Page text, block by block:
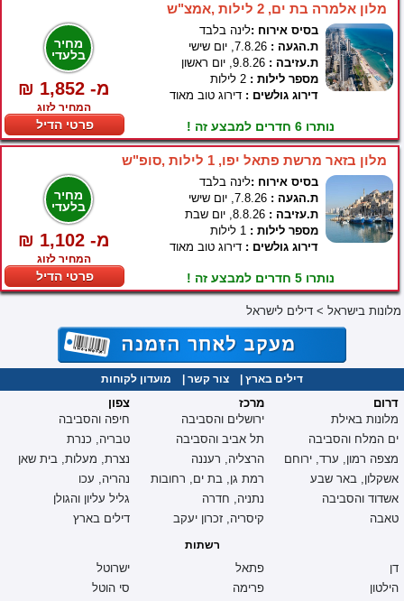
מלון אלמרה בת ים, 2 לילות ,אמצ"ש
מחיר
בלעדי
₪ 1,852 -מ
המחיר לזוג
פרטי הדיל
בסיס אירוח :לינה בלבד
ת.הגעה :
ת.עזיבה :
מספר לילות :
דירוג גולשים : דירוג טוב מאוד
נותרו 6 חדרים למבצע זה !
מלון בזאר מרשת פתאל יפו, 1 לילות ,סופ"ש
מחיר
בלעדי
₪ 1,102 -מ
המחיר לזוג
פרטי הדיל
בסיס אירוח :לינה בלבד
ת.הגעה :
ת.עזיבה :
מספר לילות :
דירוג גולשים : דירוג טוב מאוד
נותרו 5 חדרים למבצע זה !
מלונות בישראל > דילים לישראל
דילים בארץ צור קשר מועדון לקוחות
צפון
חיפה והסביבה
טבריה, כנרת
נצרת, מעלות, בית שאן
נהריה, עכו
גליל עליון והגולן
דילים בארץ
מרכז
ירושלים והסביבה
תל אביב והסביבה
הרצליה, רעננה
רמת גן, בת ים, רחובות
נתניה, חדרה
קיסריה, זכרון יעקב
דרום
מלונות באילת
ים המלח והסביבה
מצפה רמון, ערד, ירוחם
אשקלון, באר שבע
אשדוד והסביבה
טאבה
רשתות
ישרוטל
סי הוטל
פתאל
פרימה
דן
הילטון